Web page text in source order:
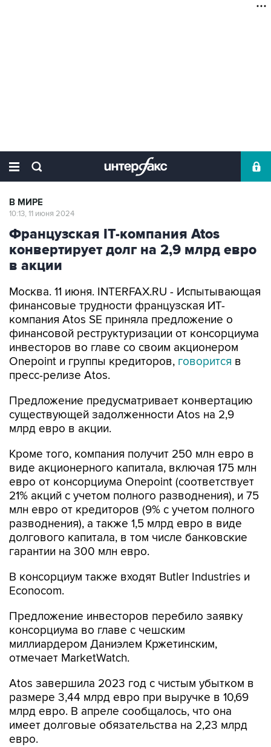
В МИРЕ
10:13, 11 июня 2024
Французская IT-компания Atos
конвертирует долг на 2,9 млрд евро
в акции
Москва. 11 июня. INTERFAX.RU - Испытывающая
финансовые трудности французская ИТ-
компания Atos SE приняла предложение о
финансовой реструктуризации от консорциума
инвесторов во главе со своим акционером
Onepoint и группы кредиторов, говорится в
пресс-релизе Atos.
Предложение предусматривает конвертацию
существующей задолженности Atos на 2,9
млрд евро в акции.
Кроме того, компания получит 250 млн евро в
виде акционерного капитала, включая 175 млн
евро от консорциума Onepoint (соответствует
21% акций с учетом полного разводнения), и 75
млн евро от кредиторов (9% с учетом полного
разводнения), а также 1,5 млрд евро в виде
долгового капитала, в том числе банковские
гарантии на 300 млн евро.
В консорциум также входят Butler Industries и
Econocom.
Предложение инвесторов перебило заявку
консорциума во главе с чешским
миллиардером Даниэлем Кржетинским,
отмечает MarketWatch.
Atos завершила 2023 год с чистым убытком в
размере 3,44 млрд евро при выручке в 10,69
млрд евро. В апреле сообщалось, что она
имеет долговые обязательства на 2,23 млрд
евро.